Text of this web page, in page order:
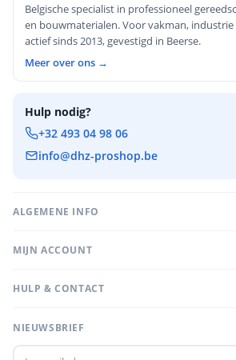
Belgische specialist in professioneel
en bouwmaterialen. Voor vakman,
actief sinds 2013, gevestigd in Beerse.
Meer over ons →
Hulp nodig?
+32 493 04 98 06
info@dhz-proshop.be
ALGEMENE INFO
MIJN ACCOUNT
HULP & CONTACT
NIEUWSBRIEF